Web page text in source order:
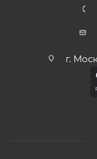
г.